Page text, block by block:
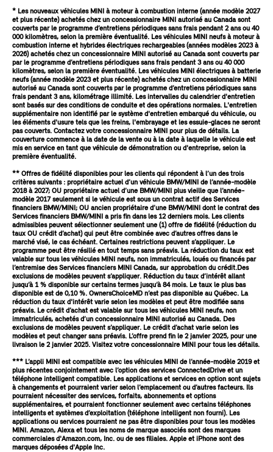
* Les nouveaux véhicules MINI à moteur à combustion interne (année modèle 2027
et plus récente) achetés chez un concessionnaire MINI autorisé au Canada sont
couverts par le programme d’entretiens périodiques sans frais pendant 2 ans ou 40
000 kilomètres, selon la première éventualité. Les véhicules MINI neufs à moteur à
combustion interne et hybrides électriques rechargeables (années modèles 2023 à
2026) achetés chez un concessionnaire MINI autorisé au Canada sont couverts par
par le programme d’entretiens périodiques sans frais pendant 3 ans ou 40 000
kilomètres, selon la première éventualité. Les véhicules MINI électriques à batterie
neufs (année modèle 2023 et plus récente) achetés chez un concessionnaire MINI
autorisé au Canada sont couverts par le programme d’entretiens périodiques sans
frais pendant 3 ans, kilométrage illimité. Les intervalles du calendrier d'entretien
sont basés sur des conditions de conduite et des opérations normales. L'entretien
supplémentaire non identifié par le système d'entretien embarqué du véhicule, ou
les éléments d'usure tels que les freins, l'embrayage et les essuie-glaces ne seront
pas couverts. Contactez votre concessionnaire MINI pour plus de détails. La
couverture commence à la date de la vente ou à la date à laquelle le véhicule est
mis en service en tant que véhicule de démonstration ou d'entreprise, selon la
première éventualité.
** Offres de fidélité disponibles pour les clients qui répondent à l’un des trois
critères suivants : propriétaire actuel d’un véhicule BMW/MINI de l’année-modèle
2018 à 2027; OU propriétaire actuel d’une BMW/MINI plus vieille que l’année-
modèle 2017 seulement si le véhicule est sous un contrat actif des Services
financiers BMW/MINI; OU ancien propriétaire d’une BMW/MINI dont le contrat des
Services financiers BMW/MINI a pris fin dans les 12 derniers mois. Les clients
admissibles peuvent sélectionner seulement une (1) offre de fidélité (réduction du
taux OU crédit d’achat) qui peut être combinée avec d’autres offres dans le
marché visé, le cas échéant. Certaines restrictions peuvent s’appliquer. Le
programme peut être résilié en tout temps sans préavis. La réduction du taux est
valable sur tous les véhicules MINI neufs, non immatriculés, loués ou financés par
l’entremise des Services financiers MINI Canada, sur approbation du crédit.Des
exclusions de modèles peuvent s’appliquer. Réduction du taux d’intérêt allant
jusqu’à 1 % disponible sur certains termes jusqu’à 84 mois. Le taux le plus bas
disponible est de 0,10 %. OwnersChoiceMD n’est pas disponible au Québec. La
réduction du taux d'intérêt varie selon les modèles et peut être modifiée sans
préavis. Le crédit d’achat est valable sur tous les véhicules MINI neufs, non
immatriculés, achetés d’un concessionnaire MINI autorisé au Canada. Des
exclusions de modèles peuvent s’appliquer. Le crédit d’achat varie selon les
modèles et peut changer sans préavis. L’offre prend fin le 2 janvier 2025, pour une
livraison le 2 janvier 2025. Visitez votre concessionnaire MINI pour tous les détails.
*** L’appli MINI est compatible avec les véhicules MINI de l’année-modèle 2019 et
plus récentes conjointement avec l’option des services ConnectedDrive et un
téléphone intelligent compatible. Les applications et services en option sont sujets
à changements et pourraient varier selon l’emplacement ou d’autres facteurs. Ils
pourraient nécessiter des services, forfaits, abonnements et options
supplémentaires, et pourraient fonctionner seulement avec certains téléphones
intelligents et systèmes d’exploitation (téléphone intelligent non fourni). Les
applications ou services pourraient ne pas être disponibles pour tous les modèles
MINI. Amazon, Alexa et tous les noms de marque associés sont des marques
commerciales d'Amazon.com, Inc. ou de ses filiales. Apple et iPhone sont des
marques déposées d'Apple Inc.